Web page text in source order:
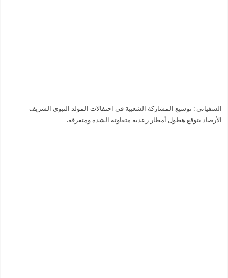
السفياني : توسيع المشاركة الشعبية في احتفالات المولد النبوي الشريف
الأرصاد يتوقع هطول أمطار رعدية متفاوتة الشدة ومتفرقة.